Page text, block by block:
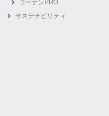
コーナンPRO
サステナビリティ